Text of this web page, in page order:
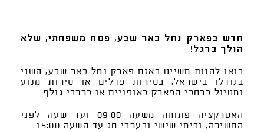
חדש בפארק נחל באר שבע, פסח משפחתי, שלא
הולך ברגל!
בואו להנות משייט באגם פארק נחל באר שבע, השני
בגודלו בישראל, בסירות פדלים או סירות מנוע
ומטיול ברחבי הפארק באופניים או ברכבי גולף.
האטרקציה פתוחה משעה 09:00 ועד שעה לפני
החשיכה, ובימי שישי ובערבי חג עד השעה 15:00